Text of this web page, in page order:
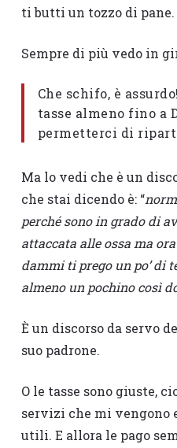
ti butti un tozzo di pane.
Sempre di più vedo in
Che schifo, è
tasse almeno fino a
permetterci di
Ma lo vedi che è un
che stai dicendo è: “
perché sono in grado di
attaccata alle ossa ma
dammi ti prego un po’ di
almeno un pochino così
È un discorso da servo
suo padrone.
O le tasse sono giuste,
servizi che mi vengono
utili. E allora le pago